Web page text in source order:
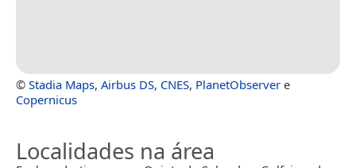
© Stadia Maps, Airbus DS, CNES, PlanetObserver e
Copernicus
Localidades na área